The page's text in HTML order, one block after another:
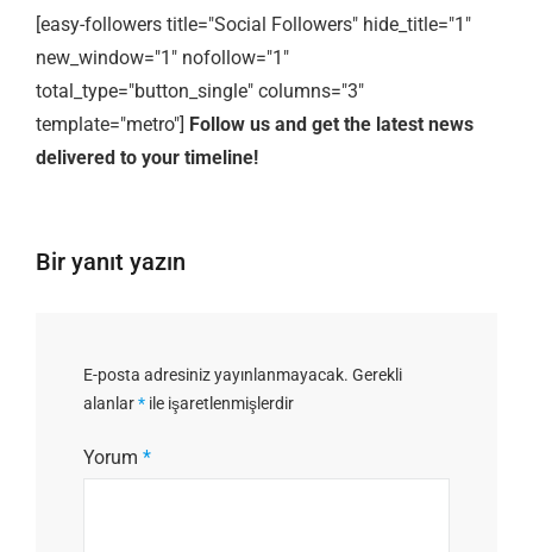
[easy-followers title="Social Followers" hide_title="1"
new_window="1" nofollow="1"
total_type="button_single" columns="3"
template="metro"] Follow us and get the latest news
delivered to your timeline!
Bir yanıt yazın
E-posta adresiniz yayınlanmayacak. Gerekli
alanlar* ile işaretlenmişlerdir
Yorum *